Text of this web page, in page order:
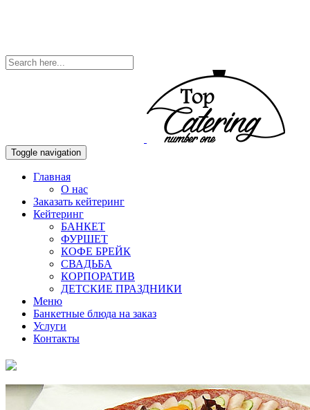
Toggle navigation
Главная
О нас
Заказать кейтеринг
Кейтеринг
БАНКЕТ
ФУРШЕТ
КОФЕ БРЕЙК
СВАДЬБА
КОРПОРАТИВ
ДЕТСКИЕ ПРАЗДНИКИ
Меню
Банкетные блюда на заказ
Услуги
Контакты